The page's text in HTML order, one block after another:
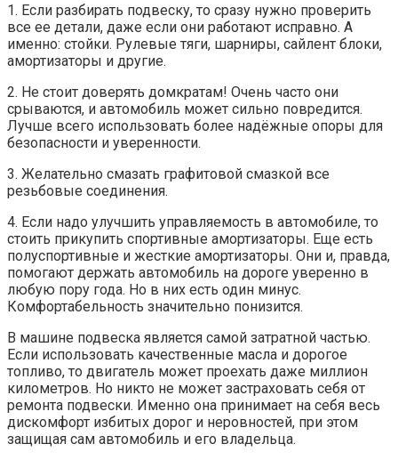
1. Если разбирать подвеску, то сразу нужно проверить
все ее детали, даже если они работают исправно. А
именно: стойки. Рулевые тяги, шарниры, сайлент блоки,
амортизаторы и другие.
2. Не стоит доверять домкратам! Очень часто они
срываются, и автомобиль может сильно повредится.
Лучше всего использовать более надёжные опоры для
безопасности и уверенности.
3. Желательно смазать графитовой смазкой все
резьбовые соединения.
4. Если надо улучшить управляемость в автомобиле, то
стоить прикупить спортивные амортизаторы. Еще есть
полуспортивные и жесткие амортизаторы. Они и, правда,
помогают держать автомобиль на дороге уверенно в
любую пору года. Но в них есть один минус.
Комфортабельность значительно понизится.
В машине подвеска является самой затратной частью.
Если использовать качественные масла и дорогое
топливо, то двигатель может проехать даже миллион
километров. Но никто не может застраховать себя от
ремонта подвески. Именно она принимает на себя весь
дискомфорт избитых дорог и неровностей, при этом
защищая сам автомобиль и его владельца.